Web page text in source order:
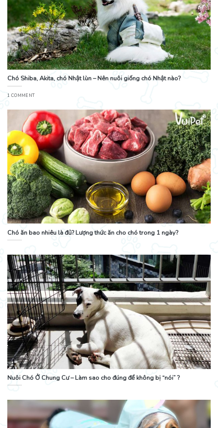
Chó Shiba, Akita, chó Nhật lùn – Nên nuôi giống chó Nhật nào?
1 COMMENT
Chó ăn bao nhiêu là đủ? Lượng thức ăn cho chó trong 1 ngày?
Nuôi Chó Ở Chung Cư – Làm sao cho đúng để không bị “nói” ?